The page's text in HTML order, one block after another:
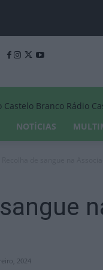
Rádio
NOTÍCIAS
2024